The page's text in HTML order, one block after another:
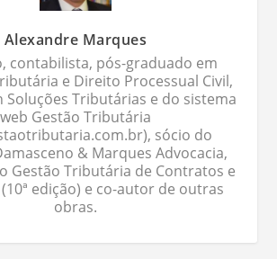
Alexandre Marques
contabilista, pós-graduado em
e Direito Processual Civil,
Soluções Tributárias e do sistema
web Gestão Tributária
sócio do
& Marques Advocacia,
Gestão Tributária de Contratos e
edição) e co-autor de outras
obras.